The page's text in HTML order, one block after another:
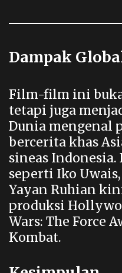
Dampak
Film-film ini
tetapi juga
Dunia mengenal
bercerita khas
sineas
seperti Iko
Yayan Ruhian
produksi
Wars: The Force
Kombat.